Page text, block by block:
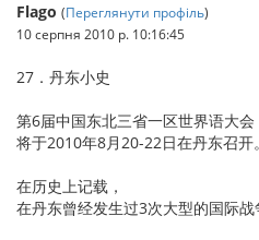
Flago (Переглянути профіль)
10 серпня 2010 р. 10:16:45
27．丹东小史
第6届中国东北三省一区世界语大会
将于2010年8月20-22日在丹东召开。
在历史上记载，
在丹东曾经发生过3次大型的国际战